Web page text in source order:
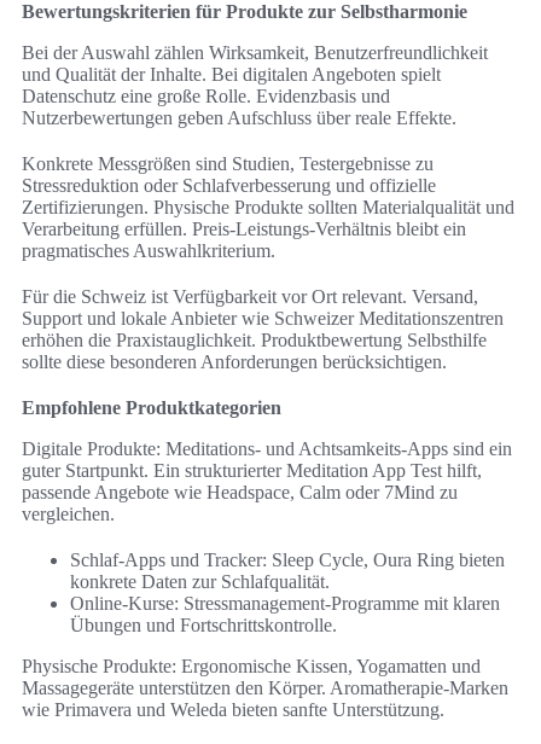
Bewertungskriterien für Produkte zur Selbstharmonie
Bei der Auswahl zählen Wirksamkeit, Benutzerfreundlichkeit
und Qualität der Inhalte. Bei digitalen Angeboten spielt
Datenschutz eine große Rolle. Evidenzbasis und
Nutzerbewertungen geben Aufschluss über reale Effekte.
Konkrete Messgrößen sind Studien, Testergebnisse zu
Stressreduktion oder Schlafverbesserung und offizielle
Zertifizierungen. Physische Produkte sollten Materialqualität und
Verarbeitung erfüllen. Preis-Leistungs-Verhältnis bleibt ein
pragmatisches Auswahlkriterium.
Für die Schweiz ist Verfügbarkeit vor Ort relevant. Versand,
Support und lokale Anbieter wie Schweizer Meditationszentren
erhöhen die Praxistauglichkeit. Produktbewertung Selbsthilfe
sollte diese besonderen Anforderungen berücksichtigen.
Empfohlene Produktkategorien
Digitale Produkte: Meditations- und Achtsamkeits-Apps sind ein
guter Startpunkt. Ein strukturierter Meditation App Test hilft,
passende Angebote wie Headspace, Calm oder 7Mind zu
vergleichen.
Schlaf-Apps und Tracker: Sleep Cycle, Oura Ring bieten
konkrete Daten zur Schlafqualität.
Online-Kurse: Stressmanagement-Programme mit klaren
Übungen und Fortschrittskontrolle.
Physische Produkte: Ergonomische Kissen, Yogamatten und
Massagegeräte unterstützen den Körper. Aromatherapie-Marken
wie Primavera und Weleda bieten sanfte Unterstützung.